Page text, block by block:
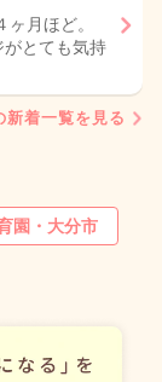
月ほど。
とても気持
新着一覧を見る
園・大分市